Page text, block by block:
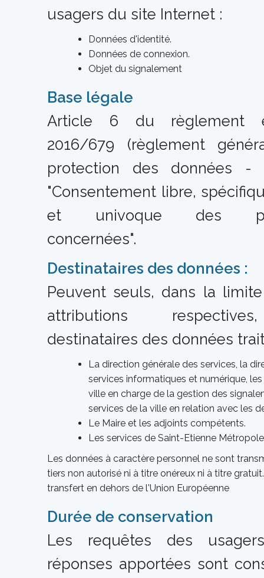
usagers du site Internet :
Données d'identité.
Données de connexion.
Objet du signalement
Base légale
Article 6 du règlement
2016/679 (règlement
protection des données -
"Consentement libre,
et univoque des
concernées".
Destinataires des données :
Peuvent seuls, dans la
attributions
destinataires des données
La direction générale des services, la
services informatiques et numérique,
ville en charge de la gestion des
services de la ville en relation avec les
Le Maire et les adjoints compétents.
Les services de Saint-Etienne
Les données à caractère personnel ne sont
tiers non autorisé ni à titre onéreux ni à titre
transfert en dehors de l'Union Européenne
Durée de conservation
Les requêtes des
réponses apportées sont